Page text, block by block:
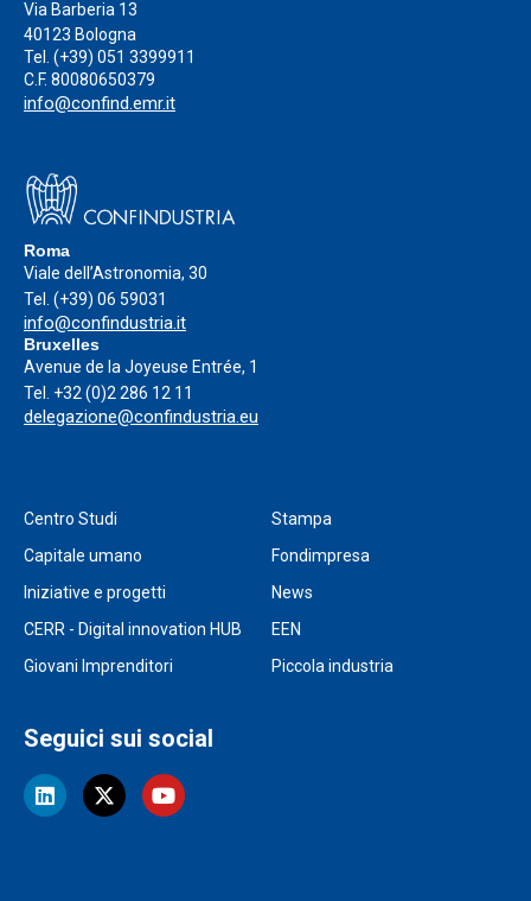
Via Barberia 13
40123 Bologna
Tel. (+39) 051 3399911
C.F. 80080650379
info@confind.emr.it
Roma
Viale dell’Astronomia, 30
Tel. (+39) 06 59031
info@confindustria.it
Bruxelles
Avenue de la Joyeuse Entrée, 1
Tel. +32 (0)2 286 12 11
delegazione@confindustria.eu
Centro Studi
Stampa
Capitale umano
Fondimpresa
Iniziative e progetti
News
CERR - Digital innovation HUB
EEN
Giovani Imprenditori
Piccola industria
Seguici sui social